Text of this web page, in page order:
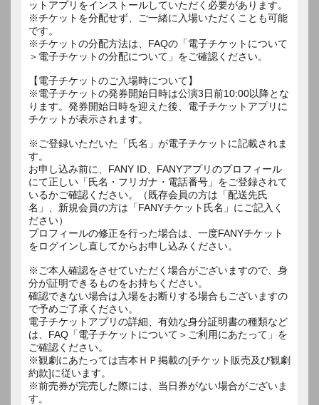
ットアプリをインストールしていただく必要があります。
※チケットを分配せず、ご一緒に入場いただくことも可能
です。
※チケットの分配方法は、FAQの「電子チケットについて
＞電子チケットの分配について」をご確認ください。
【電子チケットのご入場時について】
※電子チケットの発券開始日時は公演3日前10:00以降とな
ります。発券開始日時を迎えた後、電子チケットアプリに
チケットが表示されます。
※ご登録いただいた「氏名」が電子チケットに記載されま
す。
お申し込み前に、FANY ID、FANYアプリのプロフィール
にて正しい「氏名・フリガナ・電話番号」をご登録されて
いるかご確認ください。（既存会員の方は「配送先氏
名」、新規会員の方は「FANYチケット氏名」にご記入く
ださい）
プロフィールの修正を行った場合は、一度FANYチケット
をログインし直してからお申し込みください。
※ご本人確認をさせていただく場合がございますので、身
分が証明できるものをお持ちください。
確認できない場合は入場をお断りする場合もございますの
で予めご了承ください。
電子チケットアプリの詳細、有効な身分証明書の種類など
は、FAQ「電子チケットについて＞ご利用にあたって」を
ご確認ください。
※観劇にあたっては吉本ＨＰ掲載の[チケット販売及び観劇
約款]に従います。
※前売券が完売した際には、当日券がない場合がございま
す。